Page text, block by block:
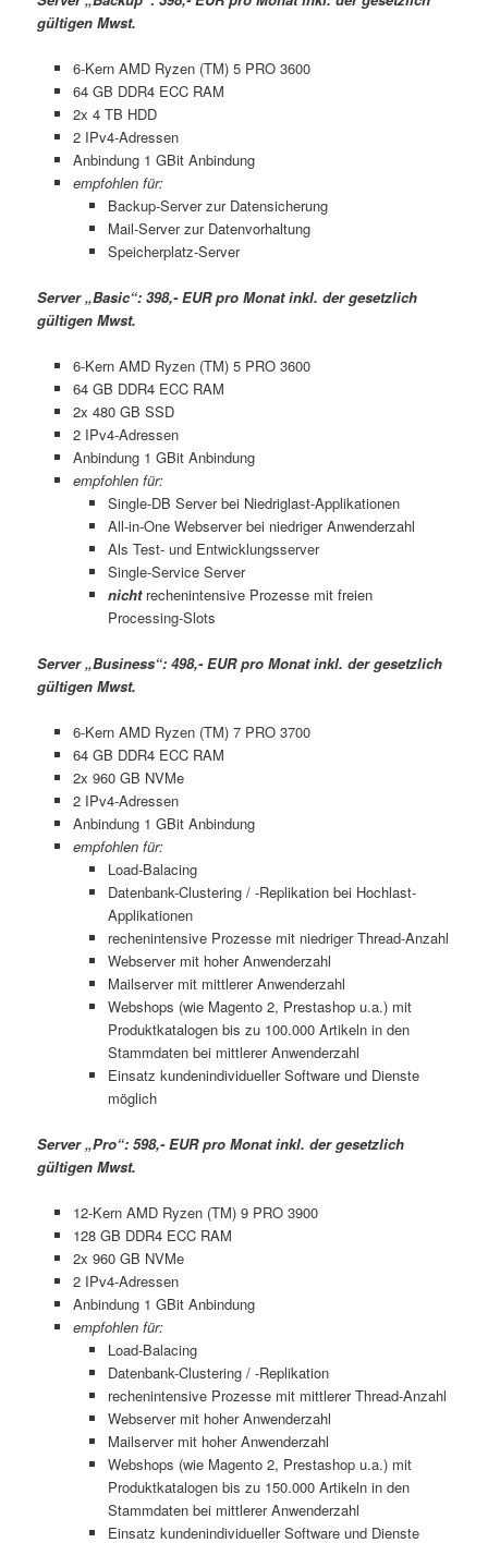
gültigen Mwst.
6-Kern AMD Ryzen (TM) 5 PRO 3600
64 GB DDR4 ECC RAM
2x 4 TB HDD
2 IPv4-Adressen
Anbindung 1 GBit Anbindung
empfohlen für:
Backup-Server zur Datensicherung
Mail-Server zur Datenvorhaltung
Speicherplatz-Server
Server „Basic“: 398,- EUR pro Monat inkl. der gesetzlich
gültigen Mwst.
6-Kern AMD Ryzen (TM) 5 PRO 3600
64 GB DDR4 ECC RAM
2x 480 GB SSD
2 IPv4-Adressen
Anbindung 1 GBit Anbindung
empfohlen für:
Single-DB Server bei Niedriglast-Applikationen
All-in-One Webserver bei niedriger Anwenderzahl
Als Test- und Entwicklungsserver
Single-Service Server
nicht rechenintensive Prozesse mit freien
Processing-Slots
Server „Business“: 498,- EUR pro Monat inkl. der gesetzlich
gültigen Mwst.
6-Kern AMD Ryzen (TM) 7 PRO 3700
64 GB DDR4 ECC RAM
2x 960 GB NVMe
2 IPv4-Adressen
Anbindung 1 GBit Anbindung
empfohlen für:
Load-Balacing
Datenbank-Clustering / -Replikation bei Hochlast-
Applikationen
rechenintensive Prozesse mit niedriger Thread-Anzahl
Webserver mit hoher Anwenderzahl
Mailserver mit mittlerer Anwenderzahl
Webshops (wie Magento 2, Prestashop u.a.) mit
Produktkatalogen bis zu 100.000 Artikeln in den
Stammdaten bei mittlerer Anwenderzahl
Einsatz kundenindividueller Software und Dienste
möglich
Server „Pro“: 598,- EUR pro Monat inkl. der gesetzlich
gültigen Mwst.
12-Kern AMD Ryzen (TM) 9 PRO 3900
128 GB DDR4 ECC RAM
2x 960 GB NVMe
2 IPv4-Adressen
Anbindung 1 GBit Anbindung
empfohlen für:
Load-Balacing
Datenbank-Clustering / -Replikation
rechenintensive Prozesse mit mittlerer Thread-Anzahl
Webserver mit hoher Anwenderzahl
Mailserver mit hoher Anwenderzahl
Webshops (wie Magento 2, Prestashop u.a.) mit
Produktkatalogen bis zu 150.000 Artikeln in den
Stammdaten bei mittlerer Anwenderzahl
Einsatz kundenindividueller Software und Dienste